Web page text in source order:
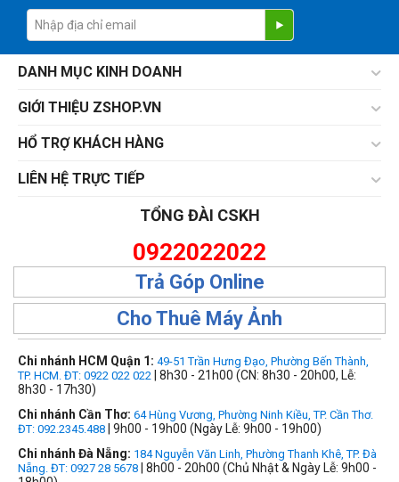
DANH MỤC KINH DOANH
GIỚI THIỆU ZSHOP.VN
HỔ TRỢ KHÁCH HÀNG
LIÊN HỆ TRỰC TIẾP
TỔNG ĐÀI CSKH
0922022022
Trả Góp Online
Cho Thuê Máy Ảnh
Chi nhánh HCM Quận 1: 49-51 Trần Hưng Đạo, Phường Bến Thành,
TP. HCM. ĐT: 0922 022 022 | 8h30 - 21h00 (CN: 8h30 - 20h00, Lễ:
8h30 - 17h30)
Chi nhánh Cần Thơ: 64 Hùng Vương, Phường Ninh Kiều, TP. Cần Thơ.
ĐT: 092.2345.488 | 9h00 - 19h00 (Ngày Lễ: 9h00 - 19h00)
Chi nhánh Đà Nẵng: 184 Nguyễn Văn Linh, Phường Thanh Khê, TP. Đà
Nẵng. ĐT: 0927 28 5678 | 8h00 - 20h00 (Chủ Nhật & Ngày Lễ: 9h00 -